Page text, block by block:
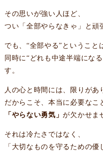
その思いが強い人ほど、
つい「全部やらなきゃ」と頑
でも、“全部やる”ということ
同時に“どれも中途半端にな
す。
人の心と時間には、限りがあ
だからこそ、本当に必要なこ
「やらない勇気」が欠かせま
それは冷たさではなく、
「大切なものを守るための優